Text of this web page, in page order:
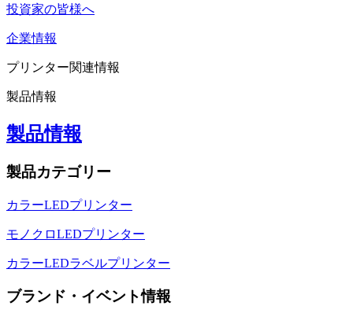
投資家の皆様へ
企業情報
プリンター関連情報
製品情報
製品情報
製品カテゴリー
カラーLEDプリンター
モノクロLEDプリンター
カラーLEDラベルプリンター
ブランド・イベント情報